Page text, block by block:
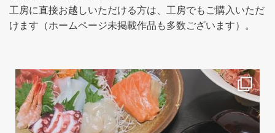
工房に直接お越しいただける方は、工房でもご購入いただ
けます（ホームページ未掲載作品も多数ございます）。